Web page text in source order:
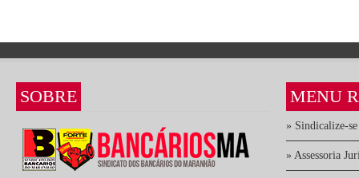
SOBRE MENU
» Sindicalize-se
» Assessoria